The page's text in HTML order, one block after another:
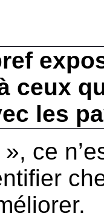
ceux
les
», ce
.